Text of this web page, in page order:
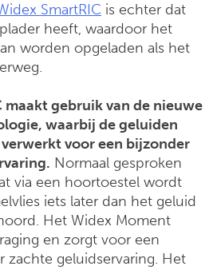
SmartRIC is echter dat
heeft, waardoor het
worden opgeladen als het
maakt gebruik van de nieuwe
waarbij de geluiden
voor een bijzonder
Normaal gesproken
via een hoortoestel wordt
iets later dan het geluid
Het Widex Moment
en zorgt voor een
zachte geluidservaring. Het